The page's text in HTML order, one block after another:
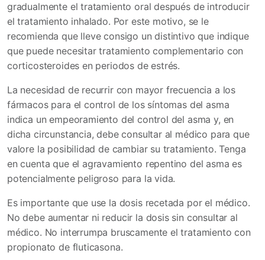
gradualmente el tratamiento oral después de introducir
el tratamiento inhalado. Por este motivo, se le
recomienda que lleve consigo un distintivo que indique
que puede necesitar tratamiento complementario con
corticosteroides en periodos de estrés.
La necesidad de recurrir con mayor frecuencia a los
fármacos para el control de los síntomas del asma
indica un empeoramiento del control del asma y, en
dicha circunstancia, debe consultar al médico para que
valore la posibilidad de cambiar su tratamiento. Tenga
en cuenta que el agravamiento repentino del asma es
potencialmente peligroso para la vida.
Es importante que use la dosis recetada por el médico.
No debe aumentar ni reducir la dosis sin consultar al
médico. No interrumpa bruscamente el tratamiento con
propionato de fluticasona.